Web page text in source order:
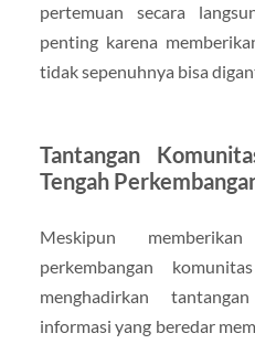
pertemuan secara
penting karena
tidak sepenuhnya bisa
Tantangan
Tengah
Meskipun
perkembangan
menghadirkan
informasi yang beredar